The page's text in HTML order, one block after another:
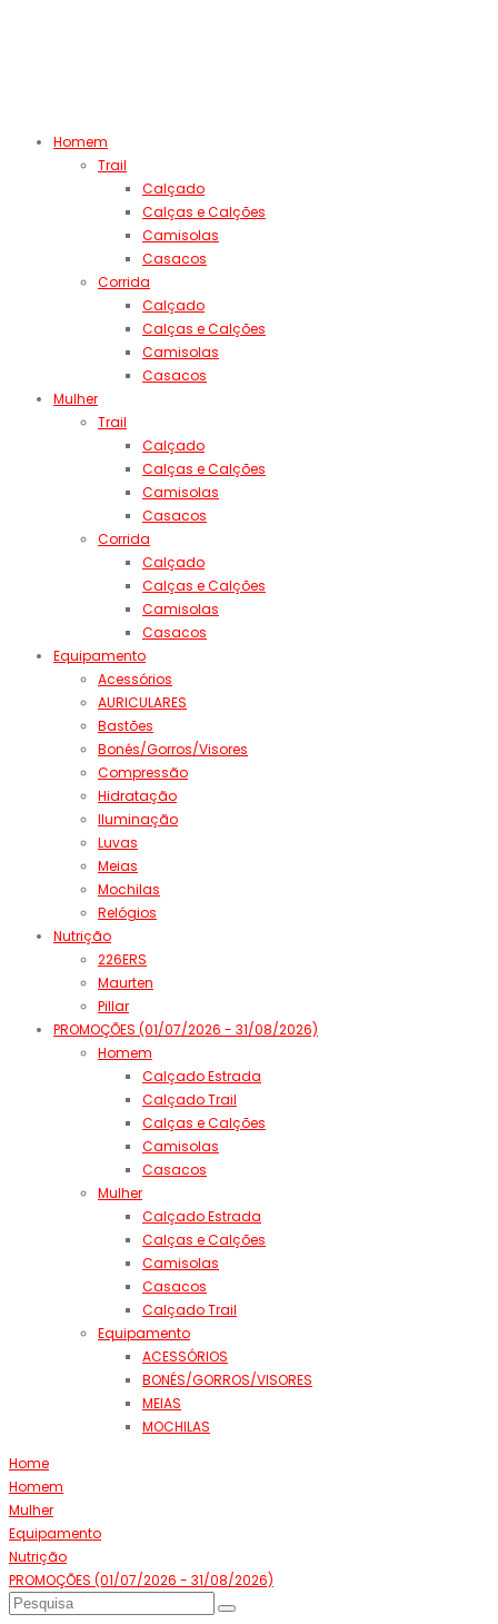
Homem
Trail
Calçado
Calças e Calções
Camisolas
Casacos
Corrida
Calçado
Calças e Calções
Camisolas
Casacos
Mulher
Trail
Calçado
Calças e Calções
Camisolas
Casacos
Corrida
Calçado
Calças e Calções
Camisolas
Casacos
Equipamento
Acessórios
AURICULARES
Bastões
Bonés/Gorros/Visores
Compressão
Hidratação
Iluminação
Luvas
Meias
Mochilas
Relógios
Nutrição
226ERS
Maurten
Pillar
PROMOÇÕES (01/07/2026 - 31/08/2026)
Homem
Calçado Estrada
Calçado Trail
Calças e Calções
Camisolas
Casacos
Mulher
Calçado Estrada
Calças e Calções
Camisolas
Casacos
Calçado Trail
Equipamento
ACESSÓRIOS
BONÉS/GORROS/VISORES
MEIAS
MOCHILAS
Home
Homem
Mulher
Equipamento
Nutrição
PROMOÇÕES (01/07/2026 - 31/08/2026)